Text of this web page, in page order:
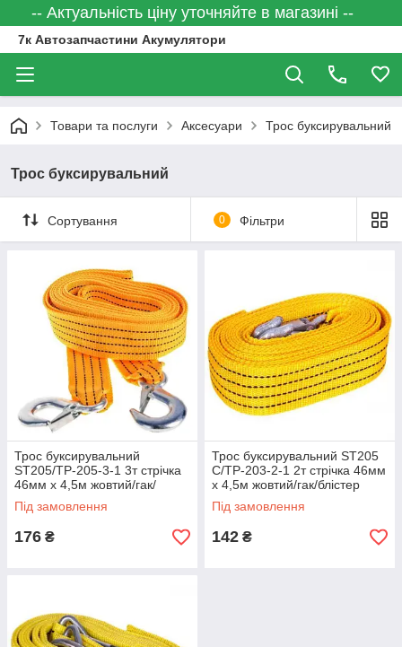
-- Актуальність ціну уточняйте в магазині --
7к Автозапчастини Акумулятори
Товари та послуги Аксесуари Трос буксирувальний
Трос буксирувальний
Сортування 0 Фільтри
Трос буксирувальний
ST205/TP-205-3-1 3т стрічка
46мм х 4,5м жовтий/гак/
блістер (TP-205-3-1)
Під замовлення
176 ₴
Трос буксирувальний ST205
C/ТР-203-2-1 2т стрічка 46мм
х 4,5м жовтий/гак/блістер
(ТР-203-2-1)
Під замовлення
142 ₴